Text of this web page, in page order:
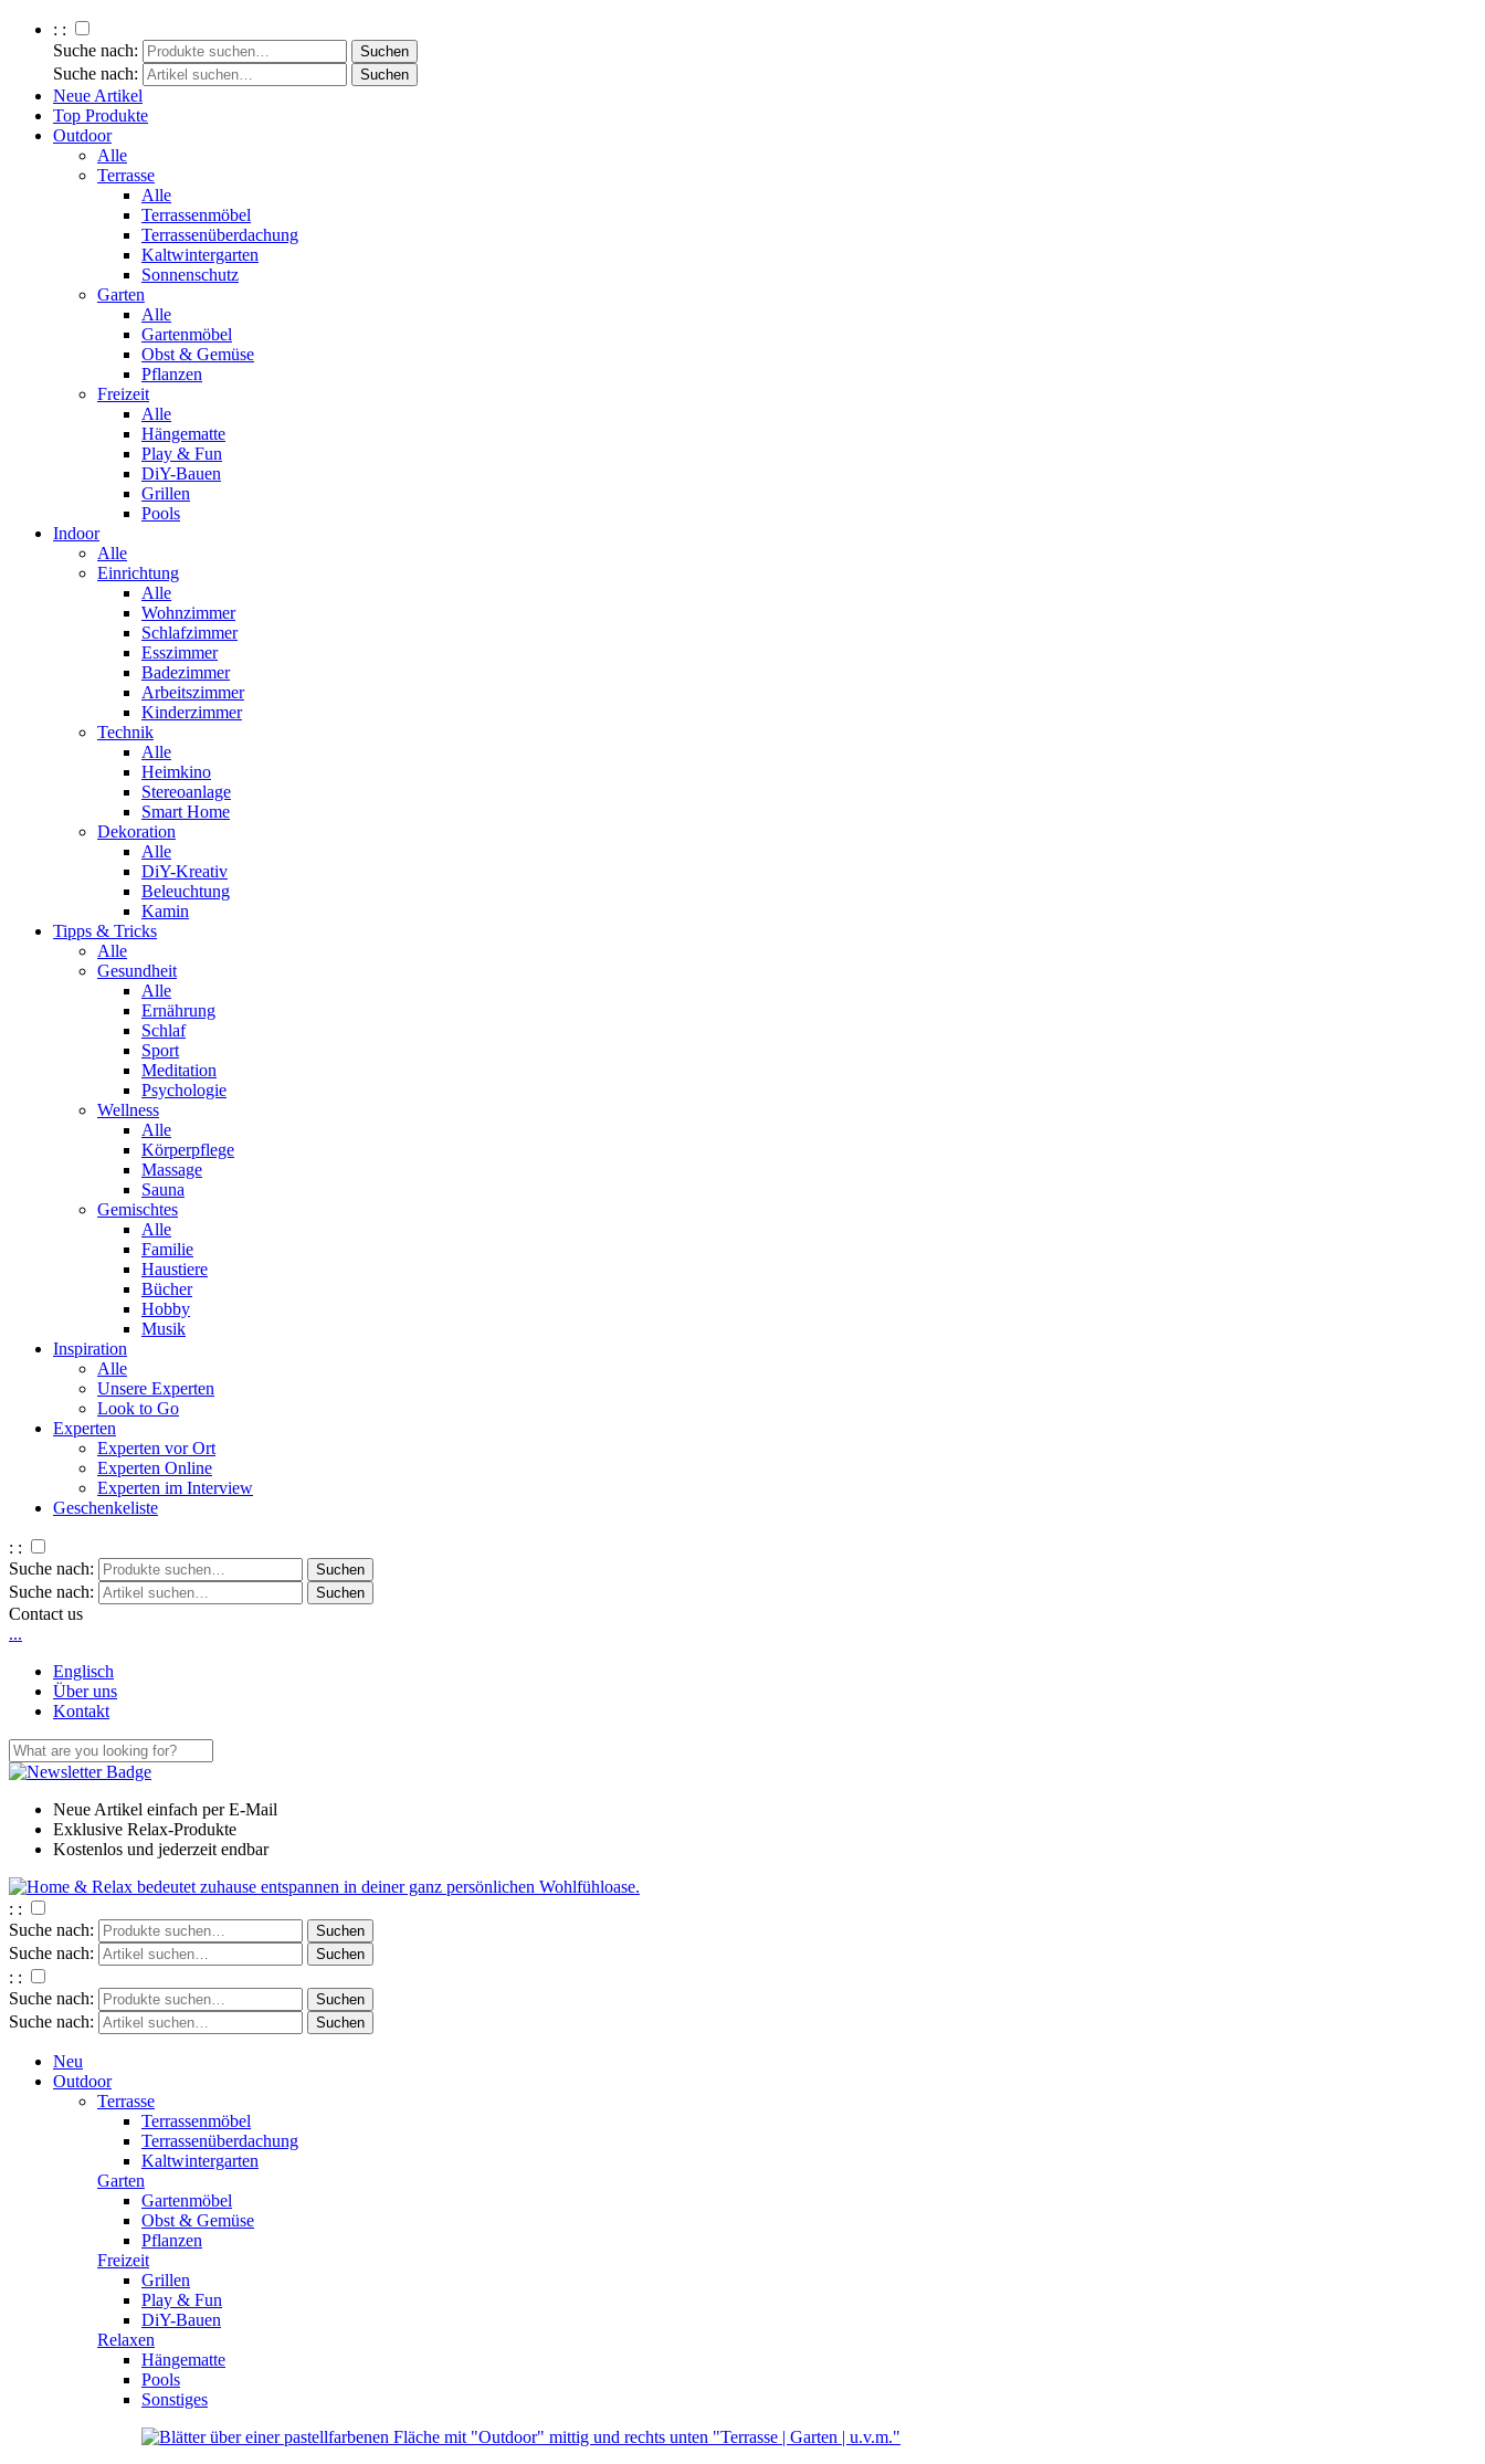
: :
Suche nach:
Suche nach:
Neue Artikel
Top Produkte
Outdoor
Alle
Terrasse
Alle
Terrassenmöbel
Terrassenüberdachung
Kaltwintergarten
Sonnenschutz
Garten
Alle
Gartenmöbel
Obst & Gemüse
Pflanzen
Freizeit
Alle
Hängematte
Play & Fun
DiY-Bauen
Grillen
Pools
Indoor
Alle
Einrichtung
Alle
Wohnzimmer
Schlafzimmer
Esszimmer
Badezimmer
Arbeitszimmer
Kinderzimmer
Technik
Alle
Heimkino
Stereoanlage
Smart Home
Dekoration
Alle
DiY-Kreativ
Beleuchtung
Kamin
Tipps & Tricks
Alle
Gesundheit
Alle
Ernährung
Schlaf
Sport
Meditation
Psychologie
Wellness
Alle
Körperpflege
Massage
Sauna
Gemischtes
Alle
Familie
Haustiere
Bücher
Hobby
Musik
Inspiration
Alle
Unsere Experten
Look to Go
Experten
Experten vor Ort
Experten Online
Experten im Interview
Geschenkeliste
: :
Suche nach:
Suche nach:
Contact us
...
Englisch
Über uns
Kontakt
Neue Artikel einfach per E-Mail
Exklusive Relax-Produkte
Kostenlos und jederzeit endbar
: :
Suche nach:
Suche nach:
: :
Suche nach:
Suche nach:
Neu
Outdoor
Terrasse
Terrassenmöbel
Terrassenüberdachung
Kaltwintergarten
Garten
Gartenmöbel
Obst & Gemüse
Pflanzen
Freizeit
Grillen
Play & Fun
DiY-Bauen
Relaxen
Hängematte
Pools
Sonstiges